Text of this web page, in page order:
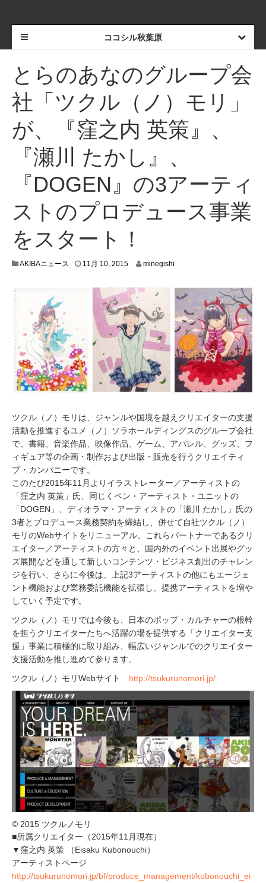
ココシル秋葉原
とらのあなのグループ会
社「ツクル（ノ）モリ」
が、『窪之内 英策』、
『瀬川 たかし』、
『DOGEN』の3アーティ
ストのプロデュース事業
をスタート！
AKIBAニュース 11月 10, 20151
9
,
2
0
1
5
minegishi
ツクル（ノ）モリは、ジャンルや国境を越えクリエイターの支援
活動を推進するユメ（ノ）ソラホールディングスのグループ会社
で、書籍、音楽作品、映像作品、ゲーム、アパレル、グッズ、フ
ィギュア等の企画・制作および出版・販売を行うクリエイティ
ブ・カンパニーです。
このたび2015年11月よりイラストレーター／アーティストの
「窪之内 英策」氏、同じくペン・アーティスト・ユニットの
「DOGEN」、ディオラマ・アーティストの「瀬川 たかし」氏の
3者とプロデュース業務契約を締結し、併せて自社ツクル（ノ）
モリのWebサイトをリニューアル。これらパートナーであるクリ
エイター／アーティストの方々と、国内外のイベント出展やグッ
ズ展開などを通して新しいコンテンツ・ビジネス創出のチャレン
ジを行い、さらに今後は、上記3アーティストの他にもエージェ
ント機能および業務委託機能を拡張し、提携アーティストを増や
していく予定です。
ツクル（ノ）モリでは今後も、日本のポップ・カルチャーの根幹
を担うクリエイターたちへ活躍の場を提供する「クリエイター支
援」事業に積極的に取り組み、幅広いジャンルでのクリエイター
支援活動を推し進めて参ります。
ツクル（ノ）モリWebサイト http://tsukurunomori.jp/
© 2015 ツクルノモリ
■所属クリエイター（2015年11月現在）
▼窪之内 英策 （Eisaku Kubonouchi）
アーティストページ
http://tsukurunomori.jp/bf/produce_management/kubonouchi_ei